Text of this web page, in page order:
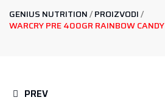
GENIUS NUTRITION/PROIZVODI/
WARCRY PRE 400GR RAINBOW CANDY
PREV